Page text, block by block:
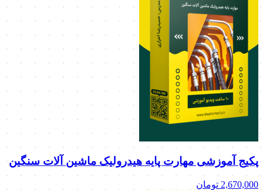
پکیج آموزشی مهارت پایه هیدرولیک ماشین آلات سنگین
2,670,000 تومان